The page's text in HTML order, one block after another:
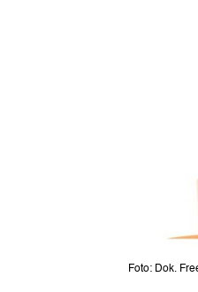
Foto: Dok.